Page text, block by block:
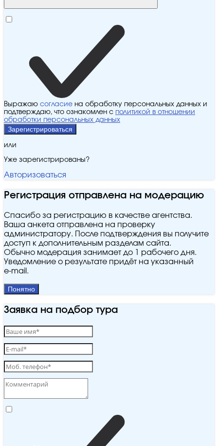
Выражаю согласие на обработку персональных данных и
подтверждаю, что ознакомлен с политикой в отношении
обработки персональных данных
Зарегистрироваться
или
Уже зарегистрированы?
Авторизоваться
Регистрация отправлена на модерацию
Спасибо за регистрацию в качестве агентства.
Ваша анкета отправлена на проверку
администратору. После подтверждения вы получите
доступ к дополнительным разделам сайта.
Обычно модерация занимает до 1 рабочего дня.
Уведомление о результате придёт на указанный
e‑mail.
Понятно
Заявка на подбор тура